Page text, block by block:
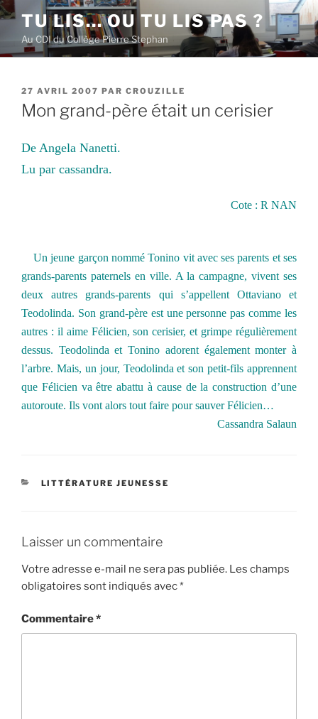
Aller
contenu
principal
TU LIS… OU TU LIS PAS ?
Au CDI du Collège Pierre Stephan
PUBLIÉ
LE
27 AVRIL 2007 PAR CROUZILLE
Mon grand-père était un cerisier
De Angela Nanetti.
Lu par cassandra.
Cote : R NAN
Un jeune garçon nommé Tonino vit avec ses parents et ses
grands-parents paternels en ville. A la campagne, vivent ses
deux autres grands-parents qui s’appellent Ottaviano et
Teodolinda. Son grand-père est une personne pas comme les
autres : il aime Félicien, son cerisier, et grimpe régulièrement
dessus. Teodolinda et Tonino adorent également monter à
l’arbre. Mais, un jour, Teodolinda et son petit-fils apprennent
que Félicien va être abattu à cause de la construction d’une
autoroute. Ils vont alors tout faire pour sauver Félicien…
Cassandra Salaun
CATÉGORIES
LITTÉRATURE JEUNESSE
Laisser un commentaire
Votre adresse e-mail ne sera pas publiée. Les champs
obligatoires sont indiqués avec*
Commentaire*